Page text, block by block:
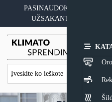
content
PASINAUDOKITE
UŽSAKANT ĮRANGĄ SU